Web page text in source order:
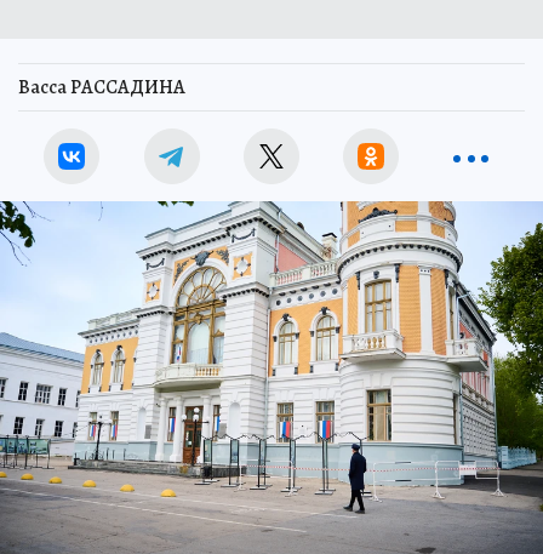
Васса РАССАДИНА